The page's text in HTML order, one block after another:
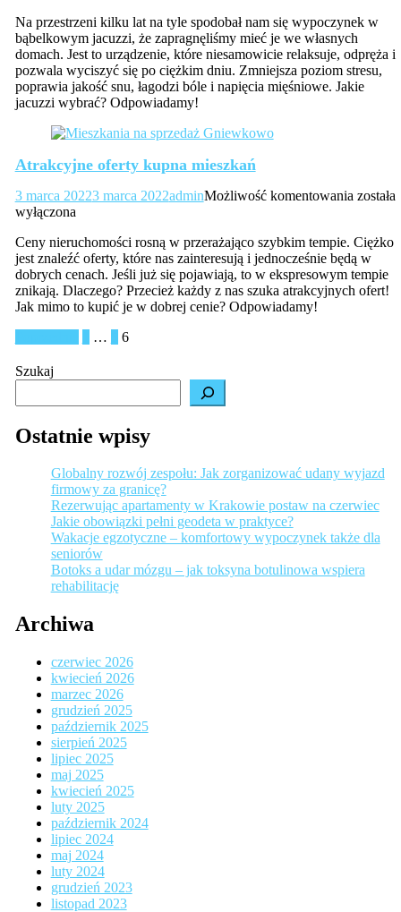
do
domu?
Na przestrzeni kilku lat na tyle spodobał nam się wypoczynek w
bąbelkowym jacuzzi, że zapragnęliśmy mieć je we własnych
domach. Jest to urządzenie, które niesamowicie relaksuje, odpręża i
pozwala wyciszyć się po ciężkim dniu. Zmniejsza poziom stresu,
poprawia jakość snu, łagodzi bóle i napięcia mięśniowe. Jakie
jacuzzi wybrać? Odpowiadamy!
Atrakcyjne oferty kupna mieszkań
3 marca 20223 marca 2022adminMożliwość komentowania została
wyłączona
Ceny nieruchomości rosną w przerażająco szybkim tempie. Ciężko
jest znaleźć oferty, które nas zainteresują i jednocześnie będą w
dobrych cenach. Jeśli już się pojawiają, to w ekspresowym tempie
znikają. Dlaczego? Przecież każdy z nas szuka atrakcyjnych ofert!
Jak mimo to kupić je w dobrej cenie? Odpowiadamy!
Stronicowanie
wpisów
… 6
Szukaj
Ostatnie wpisy
Globalny rozwój zespołu: Jak zorganizować udany wyjazd
firmowy za granicę?
Rezerwując apartamenty w Krakowie postaw na czerwiec
Jakie obowiązki pełni geodeta w praktyce?
Wakacje egzotyczne – komfortowy wypoczynek także dla
seniorów
Botoks a udar mózgu – jak toksyna botulinowa wspiera
rehabilitację
Archiwa
czerwiec 2026
kwiecień 2026
marzec 2026
grudzień 2025
październik 2025
sierpień 2025
lipiec 2025
maj 2025
kwiecień 2025
luty 2025
październik 2024
lipiec 2024
maj 2024
luty 2024
grudzień 2023
listopad 2023